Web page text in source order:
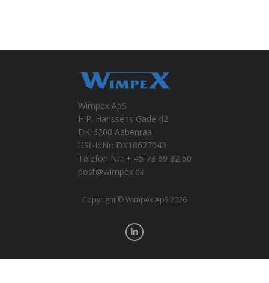
Wimpex ApS
H.P. Hanssens Gade 42
DK-6200 Aabenraa
USt-IdNr: DK18627043
Telefon Nr.: + 45 73 69 32 50
post@wimpex.dk
Copyright © Wimpex ApS 2026